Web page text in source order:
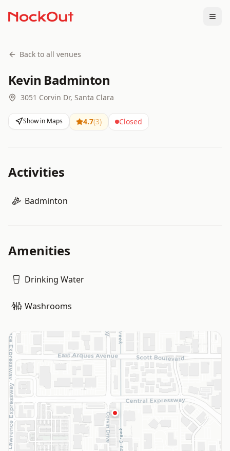
Back to all venues
Kevin Badminton
3051 Corvin Dr, Santa Clara
Show in Maps 4.7(3) Closed
Activities
Badminton
Amenities
Drinking Water
Washrooms